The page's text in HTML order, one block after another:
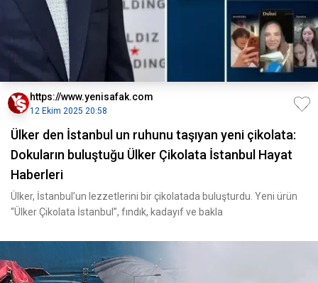
https://www.yenisafak.com
12 Ekim 2025 20:58
Ülker den İstanbul un ruhunu taşıyan yeni çikolata:
Dokuların buluştuğu Ülker Çikolata İstanbul Hayat
Haberleri
Ülker, İstanbul’un lezzetlerini bir çikolatada buluşturdu. Yeni ürün
“Ülker Çikolata İstanbul”, fındık, kadayıf ve bakla